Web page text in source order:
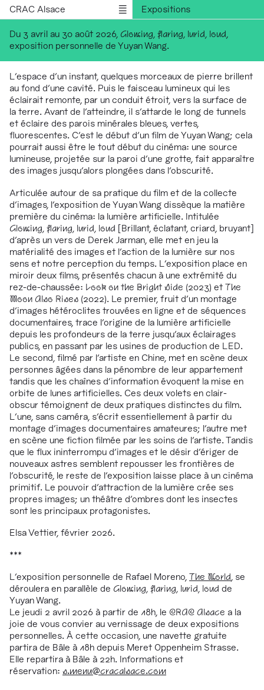
CRAC Alsace
Expositions
Médiations
Publications
Informations
English version
Du 3 avril au 30 août 2026, Glowing, flaring, lurid, loud
exposition personnelle de Yuyan Wang.
L’espace d’un instant, quelques morceaux de pierre brillent
au fond d’une cavité. Puis le faisceau lumineux qui les
éclairait remonte, par un conduit étroit, vers la surface de
la terre. Avant de l’atteindre, il s’attarde le long de tunnels
et éclaire des parois minérales bleues, vertes,
fluorescentes. C’est le début d’un film de Yuyan Wang; cela
pourrait aussi être le tout début du cinéma: une source
lumineuse, projetée sur la paroi d’une grotte, fait apparaître
des images jusqu’alors plongées dans l’obscurité.
Articulée autour de sa pratique du film et de la collecte
d’images, l’exposition de Yuyan Wang dissèque la matière
première du cinéma: la lumière artificielle. Intitulée
Glowing, flaring, lurid, loud [Brillant, éclatant, criard, bruyant]
d’après un vers de Derek Jarman, elle met en jeu la
matérialité des images et l’action de la lumière sur nos
sens et notre perception du temps. L’exposition place en
miroir deux films, présentés chacun à une extrémité du
rez-de-chaussée: Look on the Bright Side (2023) et The
Moon Also Rises (2022). Le premier, fruit d’un montage
d’images hétéroclites trouvées en ligne et de séquences
documentaires, trace l’origine de la lumière artificielle
depuis les profondeurs de la terre jusqu’aux éclairages
publics, en passant par les usines de production de LED.
Le second, filmé par l’artiste en Chine, met en scène deux
personnes âgées dans la pénombre de leur appartement
tandis que les chaînes d’information évoquent la mise en
orbite de lunes artificielles. Ces deux volets en clair-
obscur témoignent de deux pratiques distinctes du film.
L’une, sans caméra, s’écrit essentiellement à partir du
montage d’images documentaires amateures; l’autre met
en scène une fiction filmée par les soins de l’artiste. Tandis
que le flux ininterrompu d’images et le désir d’ériger de
nouveaux astres semblent repousser les frontières de
l’obscurité, le reste de l’exposition laisse place à un cinéma
primitif. Le pouvoir d’attraction de la lumière crée ses
propres images; un théâtre d’ombres dont les insectes
sont les principaux protagonistes.
Elsa Vettier, février 2026.
***
L'exposition personnelle de Rafael Moreno, The World , se
déroulera en parallèle de Glowing, flaring, lurid, loud de
Yuyan Wang.
Le jeudi 2 avril 2026 à partir de 18h, le CRAC Alsace a la
joie de vous convier au vernissage de deux expositions
personnelles. À cette occasion, une navette gratuite
partira de Bâle à 18h depuis Meret Oppenheim Strasse.
Elle repartira à Bâle à 22h. Informations et
réservation: s.menu@cracalsace.com